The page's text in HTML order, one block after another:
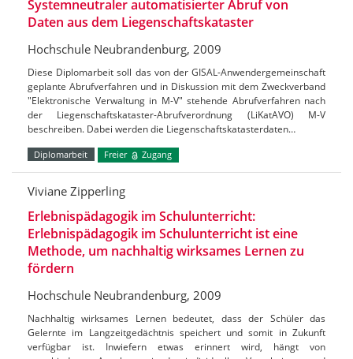
Systemneutraler automatisierter Abruf von
Daten aus dem Liegenschaftskataster
Hochschule Neubrandenburg, 2009
Diese Diplomarbeit soll das von der GISAL-Anwendergemeinschaft
geplante Abrufverfahren und in Diskussion mit dem Zweckverband
"Elektronische Verwaltung in M-V" stehende Abrufverfahren nach
der Liegenschaftskataster-Abrufverordnung (LiKatAVO) M-V
beschreiben. Dabei werden die Liegenschaftskatasterdaten…
Diplomarbeit Freier Zugang
Viviane Zipperling
Erlebnispädagogik im Schulunterricht:
Erlebnispädagogik im Schulunterricht ist eine
Methode, um nachhaltig wirksames Lernen zu
fördern
Hochschule Neubrandenburg, 2009
Nachhaltig wirksames Lernen bedeutet, dass der Schüler das
Gelernte im Langzeitgedächtnis speichert und somit in Zukunft
verfügbar ist. Inwiefern etwas erinnert wird, hängt von